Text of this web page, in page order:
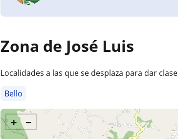
Zona de José Luis
Localidades a las que se desplaza para dar clase
Bello
+ −